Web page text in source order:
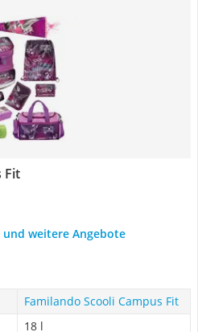
Fit
und weitere Angebote
Familando Scooli Campus Fit
18 l